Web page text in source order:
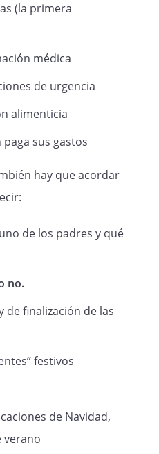
de Navidad,
inclusive y
al 7 de enero. El
pasarán el
de los
al contrario
de los dos
uno de los
al contrario y así
dividirlas
en compañía
la mitad de
(la primera
médica
de urgencia
alimenticia
sus gastos
hay que acordar
de los padres y qué
no.
de finalización de las
festivos
de Navidad,
verano